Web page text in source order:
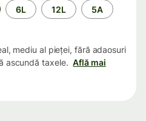
6L 12L 5A
mediu al pieței, fără adaosuri
ascundă taxele. Află mai